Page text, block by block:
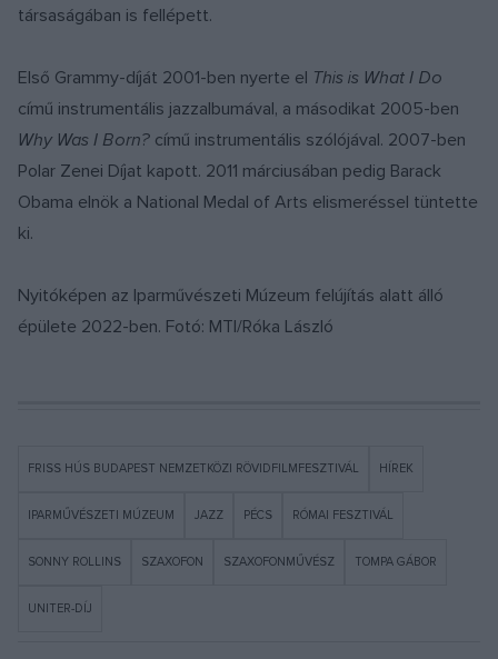
társaságában is fellépett.
Első Grammy-díját 2001-ben nyerte el This is What I Do
című instrumentális jazzalbumával, a másodikat 2005-ben
Why Was I Born? című instrumentális szólójával. 2007-ben
Polar Zenei Díjat kapott. 2011 márciusában pedig Barack
Obama elnök a National Medal of Arts elismeréssel tüntette
ki.
Nyitóképen az Iparművészeti Múzeum felújítás alatt álló
épülete 2022-ben. Fotó: MTI/Róka László
FRISS HÚS BUDAPEST NEMZETKÖZI RÖVIDFILMFESZTIVÁL HÍREK
IPARMŰVÉSZETI MÚZEUM JAZZ PÉCS RÓMAI FESZTIVÁL
SONNY ROLLINS SZAXOFON SZAXOFONMŰVÉSZ TOMPA GÁBOR
UNITER-DÍJ